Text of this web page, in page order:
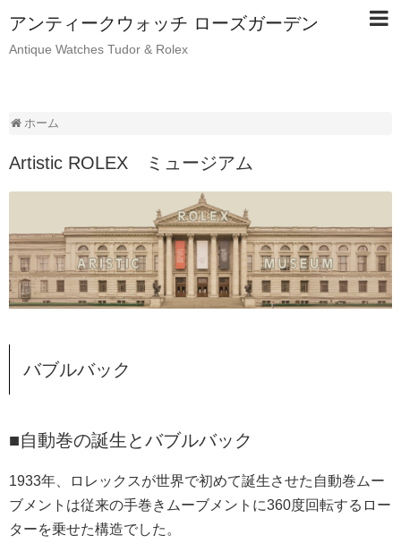
アンティークウォッチ ローズガーデン
Antique Watches Tudor & Rolex
ホーム
Artistic ROLEX ミュージアム
バブルバック
■自動巻の誕生とバブルバック
1933年、ロレックスが世界で初めて誕生させた自動巻ムー
ブメントは従来の手巻きムーブメントに360度回転するロー
ターを乗せた構造でした。